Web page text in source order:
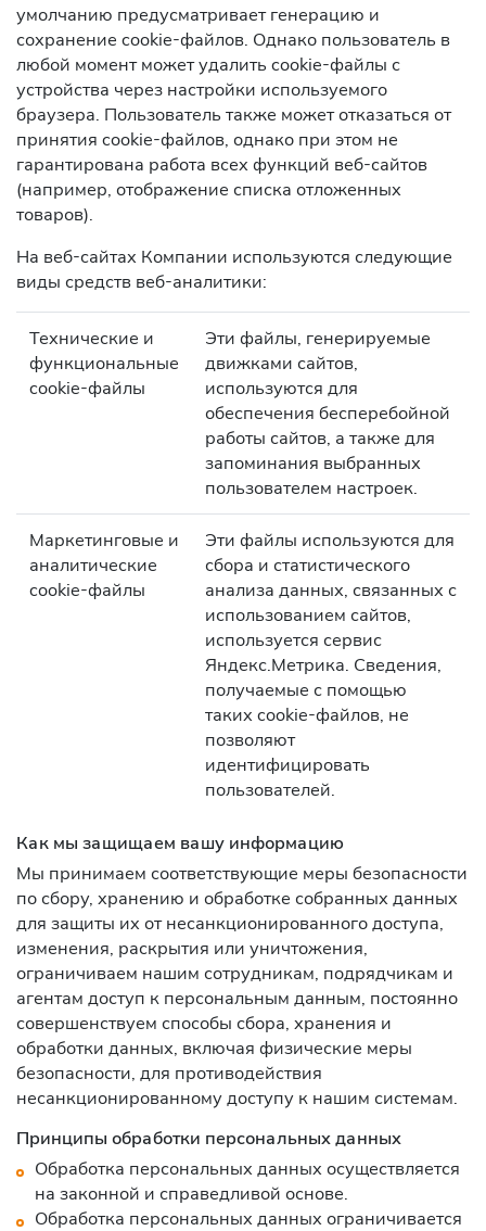
умолчанию предусматривает генерацию и
сохранение cookie-файлов. Однако пользователь в
любой момент может удалить cookie-файлы с
устройства через настройки используемого
браузера. Пользователь также может отказаться от
принятия cookie-файлов, однако при этом не
гарантирована работа всех функций веб-сайтов
(например, отображение списка отложенных
товаров).
На веб-сайтах Компании используются следующие
виды средств веб-аналитики:
Технические и
функциональные
cookie-файлы
Эти файлы, генерируемые
движками сайтов,
используются для
обеспечения бесперебойной
работы сайтов, а также для
запоминания выбранных
пользователем настроек.
Маркетинговые и
аналитические
cookie-файлы
Эти файлы используются для
сбора и статистического
анализа данных, связанных с
использованием сайтов,
используется сервис
Яндекс.Метрика. Сведения,
получаемые с помощью
таких cookie-файлов, не
позволяют
идентифицировать
пользователей.
Как мы защищаем вашу информацию
Мы принимаем соответствующие меры безопасности
по сбору, хранению и обработке собранных данных
для защиты их от несанкционированного доступа,
изменения, раскрытия или уничтожения,
ограничиваем нашим сотрудникам, подрядчикам и
агентам доступ к персональным данным, постоянно
совершенствуем способы сбора, хранения и
обработки данных, включая физические меры
безопасности, для противодействия
несанкционированному доступу к нашим системам.
Принципы обработки персональных данных
Обработка персональных данных осуществляется
на законной и справедливой основе.
Обработка персональных данных ограничивается